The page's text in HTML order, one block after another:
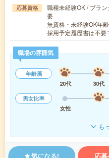
応募資格
職種未経験OK / ブラ
要
無資格・未経験OK年
採用予定履歴書は不
職場の雰囲気
年齢層
20代
30代
男女比率
女性
も
気になる! 応